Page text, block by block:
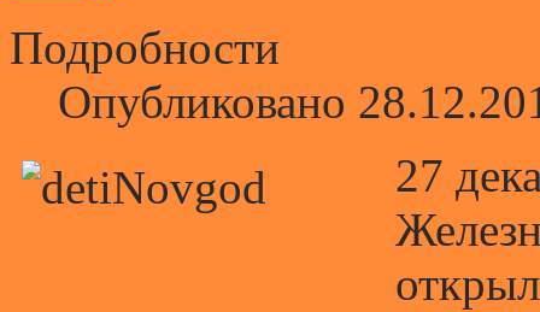
Подробности
Опубликовано
27